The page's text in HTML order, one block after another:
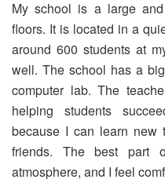
My school is a large
floors. It is located in a
around 600 students at
well. The school has a
computer lab. The
helping students
because I can learn new
friends. The best part
atmosphere, and I feel